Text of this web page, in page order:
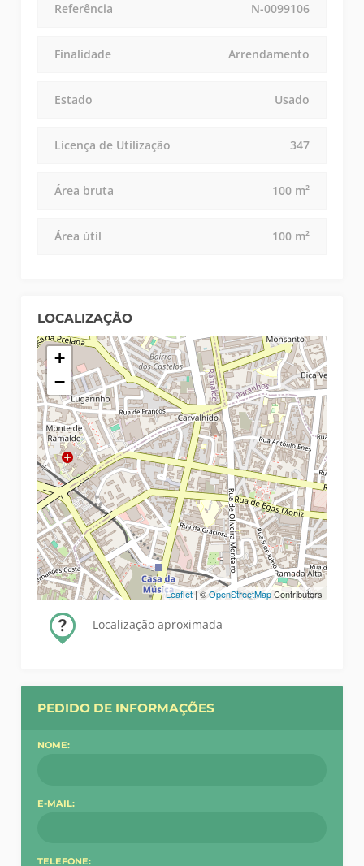
Referência N-0099106
Finalidade Arrendamento
Estado Usado
Licença de Utilização 347
Área bruta 100 m²
Área útil 100 m²
LOCALIZAÇÃO
+
−
Leaflet| ©OpenStreetMapContributors
Localização aproximada
PEDIDO DE INFORMAÇÕES
NOME:
E-MAIL:
TELEFONE: